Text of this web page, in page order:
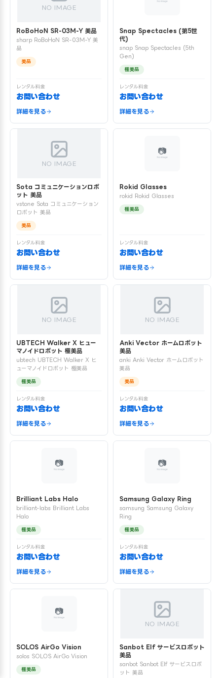
NO IMAGE
RoBoHoN SR-03M-Y 美品
sharp RoBoHoN SR-03M-Y 美
品
美品
レンタル料金
お問い合わせ
詳細を見る
Snap Spectacles (第5世
代)
snap Snap Spectacles (5th
Gen)
極美品
レンタル料金
お問い合わせ
詳細を見る
NO IMAGE
Sota コミュニケーションロボ
ット 美品
vstone Sota コミュニケーション
ロボット 美品
美品
レンタル料金
お問い合わせ
詳細を見る
Rokid Glasses
rokid Rokid Glasses
極美品
レンタル料金
お問い合わせ
詳細を見る
NO IMAGE
UBTECH Walker X ヒュー
マノイドロボット 極美品
ubtech UBTECH Walker X ヒ
ューマノイドロボット 極美品
極美品
レンタル料金
お問い合わせ
詳細を見る
NO IMAGE
Anki Vector ホームロボット
美品
anki Anki Vector ホームロボット
美品
美品
レンタル料金
お問い合わせ
詳細を見る
Brilliant Labs Halo
brilliant-labs Brilliant Labs
Halo
極美品
レンタル料金
お問い合わせ
詳細を見る
Samsung Galaxy Ring
samsung Samsung Galaxy
Ring
極美品
レンタル料金
お問い合わせ
詳細を見る
SOLOS AirGo Vision
solos SOLOS AirGo Vision
極美品
NO IMAGE
Sanbot Elf サービスロボット
美品
sanbot Sanbot Elf サービスロボ
ット 美品